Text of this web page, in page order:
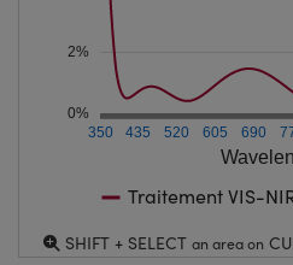
350 435 520 605 690
0%
2%
Traitement VIS-
SHIFT + SELECT an area on